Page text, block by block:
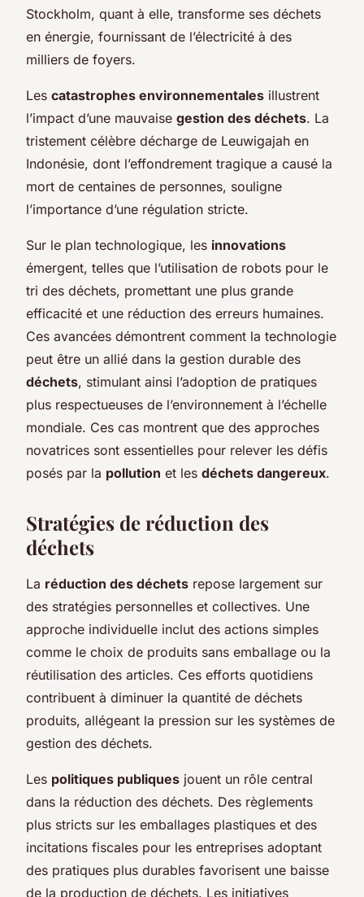
Stockholm, quant à elle, transforme ses déchets
en énergie, fournissant de l’électricité à des
milliers de foyers.
Les catastrophes environnementales illustrent
l’impact d’une mauvaise gestion des déchets. La
tristement célèbre décharge de Leuwigajah en
Indonésie, dont l’effondrement tragique a causé la
mort de centaines de personnes, souligne
l’importance d’une régulation stricte.
Sur le plan technologique, les innovations
émergent, telles que l’utilisation de robots pour le
tri des déchets, promettant une plus grande
efficacité et une réduction des erreurs humaines.
Ces avancées démontrent comment la technologie
peut être un allié dans la gestion durable des
déchets, stimulant ainsi l’adoption de pratiques
plus respectueuses de l’environnement à l’échelle
mondiale. Ces cas montrent que des approches
novatrices sont essentielles pour relever les défis
posés par la pollution et les déchets dangereux.
Stratégies de réduction des
déchets
La réduction des déchets repose largement sur
des stratégies personnelles et collectives. Une
approche individuelle inclut des actions simples
comme le choix de produits sans emballage ou la
réutilisation des articles. Ces efforts quotidiens
contribuent à diminuer la quantité de déchets
produits, allégeant la pression sur les systèmes de
gestion des déchets.
Les politiques publiques jouent un rôle central
dans la réduction des déchets. Des règlements
plus stricts sur les emballages plastiques et des
incitations fiscales pour les entreprises adoptant
des pratiques plus durables favorisent une baisse
de la production de déchets. Les initiatives